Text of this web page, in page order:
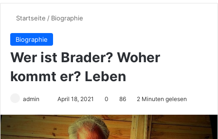
Startseite / Biographie
Biographie
Wer ist Brader? Woher
kommt er? Leben
admin
d
April 18, 2021 0 86 2 Minuten gelesen